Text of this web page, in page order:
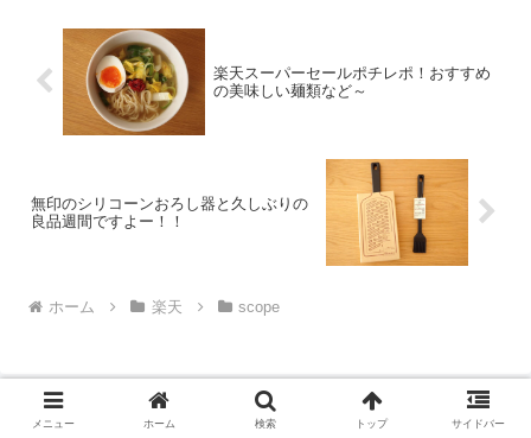
楽天スーパーセールポチレポ！おすすめ
の美味しい麺類など～
無印のシリコーンおろし器と久しぶりの
良品週間ですよー！！
ホーム 楽天 scope
メニュー ホーム 検索 トップ サイドバー